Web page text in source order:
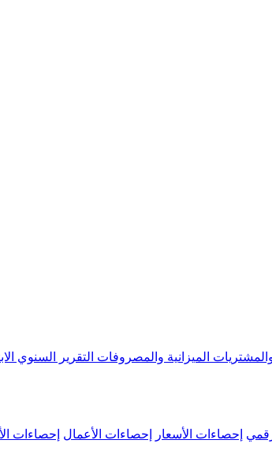
الميزانية والمصروفات التقرير السنوي
إحصاءات الأسعار إحصاءات الأعمال إحصاءات